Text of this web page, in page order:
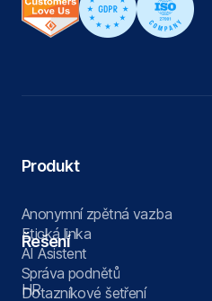
Produkt
Anonymní zpětná vazba
Etická linka
AI Asistent
Správa podnětů
Dotazníkové šetření
Řešení
HR